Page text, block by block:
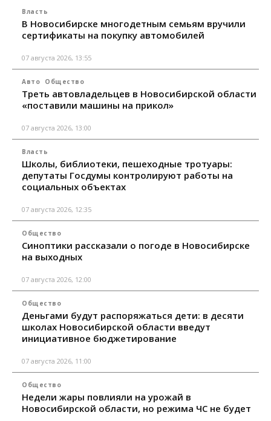
Власть
В Новосибирске многодетным семьям вручили
сертификаты на покупку автомобилей
07 августа 2026, 13:55
Авто Общество
Треть автовладельцев в Новосибирской области
«поставили машины на прикол»
07 августа 2026, 13:00
Власть
Школы, библиотеки, пешеходные тротуары:
депутаты Госдумы контролируют работы на
социальных объектах
07 августа 2026, 12:35
Общество
Синоптики рассказали о погоде в Новосибирске
на выходных
07 августа 2026, 12:00
Общество
Деньгами будут распоряжаться дети: в десяти
школах Новосибирской области введут
инициативное бюджетирование
07 августа 2026, 11:00
Общество
Недели жары повлияли на урожай в
Новосибирской области, но режима ЧС не будет